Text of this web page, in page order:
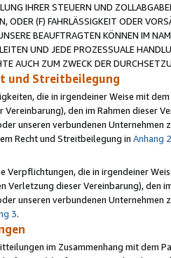
IHRER STEUERN UND
ODER (F) FAHRLÄSSIGKEIT ODER
BEAUFTRAGTEN KÖNNEN IM
UND JEDE PROZESSUALE
AUCH ZUM ZWECK DER
und Streitbeilegung
die in irgendeiner Weise mit
Vereinbarung), den im Rahmen dieser
unseren verbundenen
Recht und Streitbeilegung in Anhang 2
Verpflichtungen, die in irgendeiner
Verletzung dieser Vereinbarung), den
unseren verbundenen
3.
im Zusammenhang mit dem